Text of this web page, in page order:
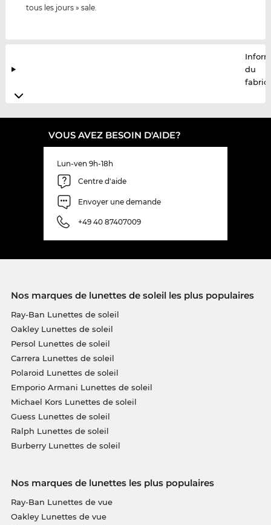
tous les jours » sale.
du
VOUS AVEZ BESOIN D'AIDE?
Lun-ven 9h-18h
Centre d'aide
Envoyer une demande
+49 40 87407009
Nos marques de lunettes de soleil les plus populaires
Ray-Ban Lunettes de soleil
Oakley Lunettes de soleil
Persol Lunettes de soleil
Carrera Lunettes de soleil
Polaroid Lunettes de soleil
Emporio Armani Lunettes de soleil
Michael Kors Lunettes de soleil
Guess Lunettes de soleil
Ralph Lunettes de soleil
Burberry Lunettes de soleil
Nos marques de lunettes les plus populaires
Ray-Ban Lunettes de vue
Oakley Lunettes de vue